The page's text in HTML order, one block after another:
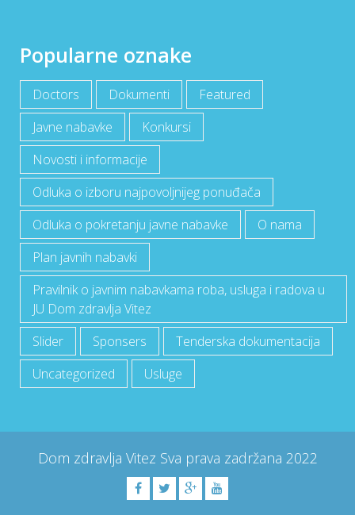
Popularne oznake
Doctors Dokumenti
Featured
Javne nabavke
Konkursi
Novosti i informacije
Odluka o izboru najpovoljnijeg ponuđača
Odluka o pokretanju javne nabavke
O nama
Plan javnih nabavki
Pravilnik o javnim nabavkama roba, usluga i radova u
JU Dom zdravlja Vitez
Slider
Sponsers
Tenderska dokumentacija
Uncategorized
Usluge
Dom zdravlja Vitez Sva prava zadržana 2022